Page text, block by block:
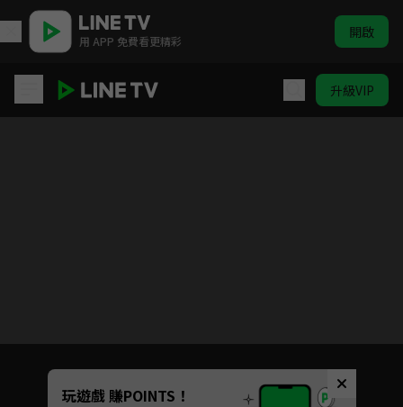
用 APP 免費看更精彩 開啟
升級VIP
Unmute
如有不便請見諒
玩遊戲 賺POINTS！